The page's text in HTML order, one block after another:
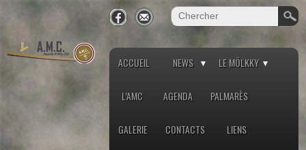
ACCUEIL NEWS LE MÖLKKY
L’AMC AGENDA PALMARÈS
GALERIE CONTACTS LIENS